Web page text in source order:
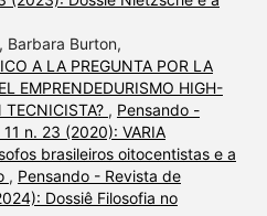
Barbara Burton,
A LA PREGUNTA POR LA
EMPRENDEDURISMO HIGH-
TECNICISTA? , Pensando -
n. 23 (2020): VARIA
brasileiros oitocentistas e a
, Pensando - Revista de
Dossiê Filosofia no